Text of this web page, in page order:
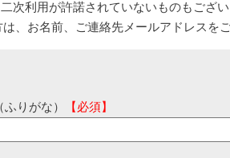
次利用が許諾されていないものもござ
は、お名前、ご連絡先メールアドレスを
りがな） 【必須】